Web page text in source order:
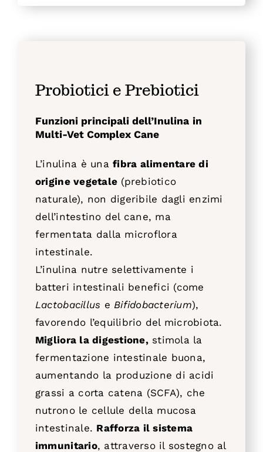
Probiotici e Prebiotici
Funzioni principali dell’Inulina in
Multi-Vet Complex Cane
L’inulina è unafibra alimentare di
origine vegetale (prebiotico
naturale), non digeribile dagli enzimi
dell’intestino del cane, ma
fermentata dalla microflora
intestinale.
L’inulina nutre selettivamente i
batteri intestinali benefici (come
Lactobacillus e Bifidobacterium),
favorendo l’equilibrio del microbiota.
Migliora la digestione, stimola la
fermentazione intestinale buona,
aumentando la produzione di acidi
grassi a corta catena (SCFA), che
nutrono le cellule della mucosa
intestinale. Rafforza il sistema
immunitario, attraverso il sostegno al